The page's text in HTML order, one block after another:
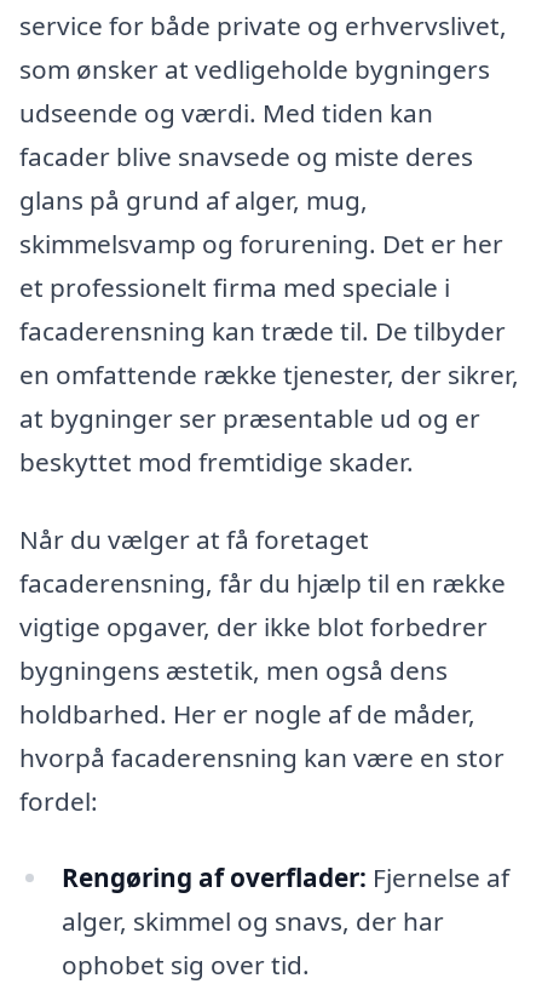
service for både private og erhvervslivet,
som ønsker at vedligeholde bygningers
udseende og værdi. Med tiden kan
facader blive snavsede og miste deres
glans på grund af alger, mug,
skimmelsvamp og forurening. Det er her
et professionelt firma med speciale i
facaderensning kan træde til. De tilbyder
en omfattende række tjenester, der sikrer,
at bygninger ser præsentable ud og er
beskyttet mod fremtidige skader.
Når du vælger at få foretaget
facaderensning, får du hjælp til en række
vigtige opgaver, der ikke blot forbedrer
bygningens æstetik, men også dens
holdbarhed. Her er nogle af de måder,
hvorpå facaderensning kan være en stor
fordel:
Rengøring af overflader: Fjernelse af
alger, skimmel og snavs, der har
ophobet sig over tid.